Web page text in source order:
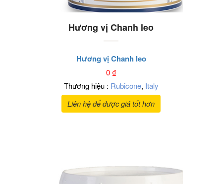
Hương vị Chanh leo
Hương vị Chanh leo
0₫
Thương hiệu : Rubicone, Italy
Liên hệ để được giá tốt hơn